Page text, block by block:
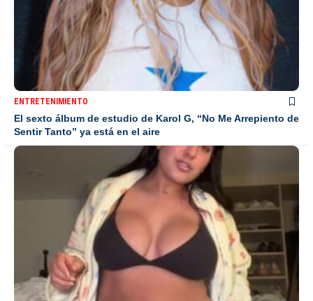
ENTRETENIMIENTO
El sexto álbum de estudio de Karol G, “No Me Arrepiento de
Sentir Tanto” ya está en el aire